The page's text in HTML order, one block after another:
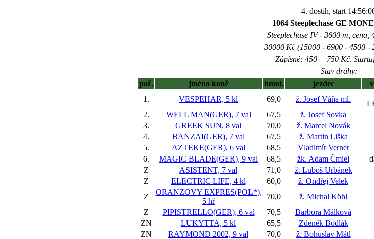
4. dostih, start
1064 Steeplechase GE
Steeplechase IV - 3600 m, cena,
30000 Kč (15000 - 6900 - 4500 -
Zápisné: 450 + 750 Kč,
Stav dráhy:
poř.
jméno koně hmot. jezdec
1.
VESPEHAR, 5 kl 69,0 ž. Josef Váňa ml.
2.
WELL MAN(GER), 7 val 67,5 ž. Josef Sovka
3.
GREEK SUN, 8 val 70,0 ž. Marcel Novák
4.
BANZAI(GER), 7 val 67,5 ž. Martin Liška
5.
AZTEKE(GER), 6 val 68,5 Vladimír Verner
6.
MAGIC BLADE(GER), 9 val 68,5 žk. Adam Čmiel
Z
ASISTENT, 7 val 71,0 ž. Luboš Urbánek
Z
ELECTRIC LIFE, 4 kl 60,0 ž. Ondřej Velek
Z
ORANZOVY EXPRES(POL*),
5 hř
70,0 ž. Michal Köhl
Z
PIPISTRELLO(GER), 6 val 70,5 Barbora Málková
ZN
LUKYTTA, 5 kl 65,5 Zdeněk Bodlák
ZN
RAYMOND 2002, 9 val 70,0 ž. Bohuslav Mátl